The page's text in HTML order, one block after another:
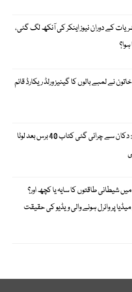
کے دوران نیوز اینکر کی آنکھ لگ گئی،
نے لمبے بالوں کا گینیز ورلڈ ریکارڈ قائم
امریکا: دکان سے چرائی گئی کتاب 40 برس بعد لوٹا
شیطانی طاقتوں کا سایہ یا کچھ اور؟
پر وائرل ہونے والی ویڈیو کی حقیقت